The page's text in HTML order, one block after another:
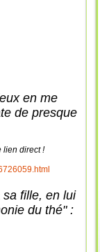
en me
de presque
lien direct !
fille, en lui
du thé" :